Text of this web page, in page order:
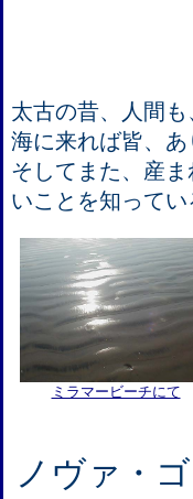
太古の昔、人間
海に来れば皆、あ
そしてまた、産
いことを知ってい
ミラマービーチにて
ノヴァ・